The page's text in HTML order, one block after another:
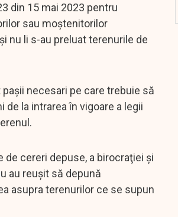
din 15 mai 2023 pentru
sau moştenitorilor
nu li s-au preluat terenurile de
necesari pe care trebuie să
la intrarea în vigoare a legii
de cereri depuse, a birocraţiei şi
au reuşit să depună
asupra terenurilor ce se supun